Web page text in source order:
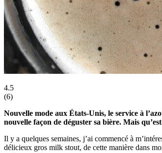
4.5
(6)
Nouvelle mode aux États-Unis, le service à
nouvelle façon de déguster sa bière. Mais
Il y a quelques semaines, j’ai commencé à
délicieux gros milk stout, de cette manière dans